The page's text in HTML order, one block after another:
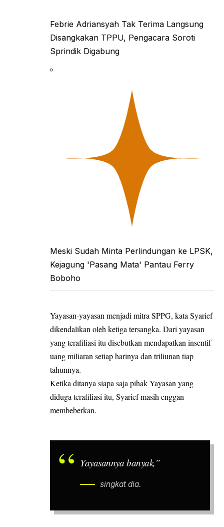
Febrie Adriansyah Tak Terima Langsung
Disangkakan TPPU, Pengacara Soroti
Sprindik Digabung
Meski Sudah Minta Perlindungan ke LPSK,
Kejagung 'Pasang Mata' Pantau Ferry
Boboho
Yayasan-yayasan menjadi mitra SPPG, kata Syarief
dikendalikan oleh ketiga tersangka. Dari yayasan
yang terafiliasi itu disebutkan mendapatkan insentif
uang miliaran setiap harinya dan triliunan tiap
tahunnya.
Ketika ditanya siapa saja pihak Yayasan yang
diduga terafiliasi itu, Syarief masih enggan
membeberkan.
Yayasannya banyak,”
singkat dia.